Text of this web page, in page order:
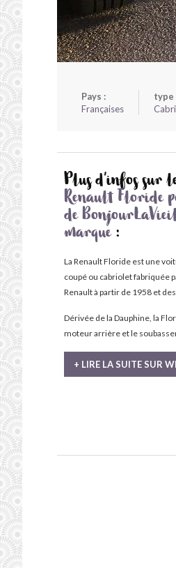
Pays :
Françaises
type
Plus d'infos sur
Renault Floride
de
marque:
La Renault Floride est une
coupé ou cabriolet fabriquée
Renault à partir de 1958 et
Dérivée de la Dauphine, la
moteur arrière et le
+ LIRE LA SUITE SUR